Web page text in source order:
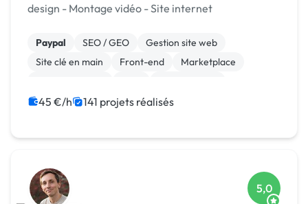
design - Montage vidéo - Site internet
Paypal SEO / GEO
Gestion site web
Site clé en main
Front-end
Marketplace
Migration ou refonte de site
45 €/h 141 projets réalisés
5,0